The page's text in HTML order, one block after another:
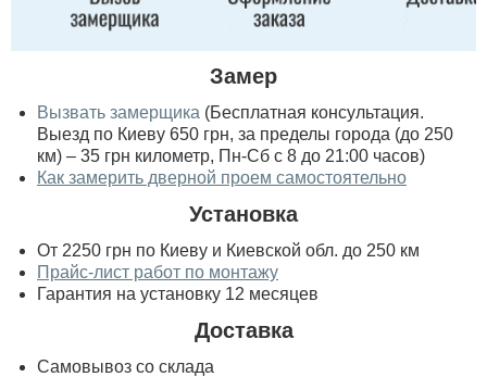
Замер
Вызвать замерщика (Бесплатная консультация.
Выезд по Киеву 650 грн, за пределы города (до 250
км) – 35 грн километр, Пн-Сб с 8 до 21:00 часов)
Как замерить дверной проем самостоятельно
Установка
От 2250 грн по Киеву и Киевской обл. до 250 км
Прайс-лист работ по монтажу
Гарантия на установку 12 месяцев
Доставка
Самовывоз со склада